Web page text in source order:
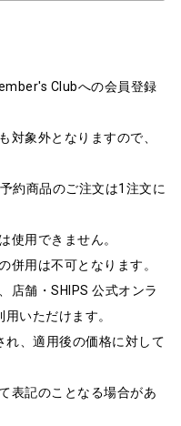
Clubへの会員登録
象外となりますので、
約商品のご注文は1注文に
使用できません。
用は不可となります。
店舗・SHIPS 公式オンラ
いただけます。
、適用後の価格に対して
表記のことなる場合があ